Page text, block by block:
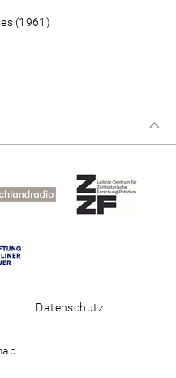
(1961)
Datenschutz